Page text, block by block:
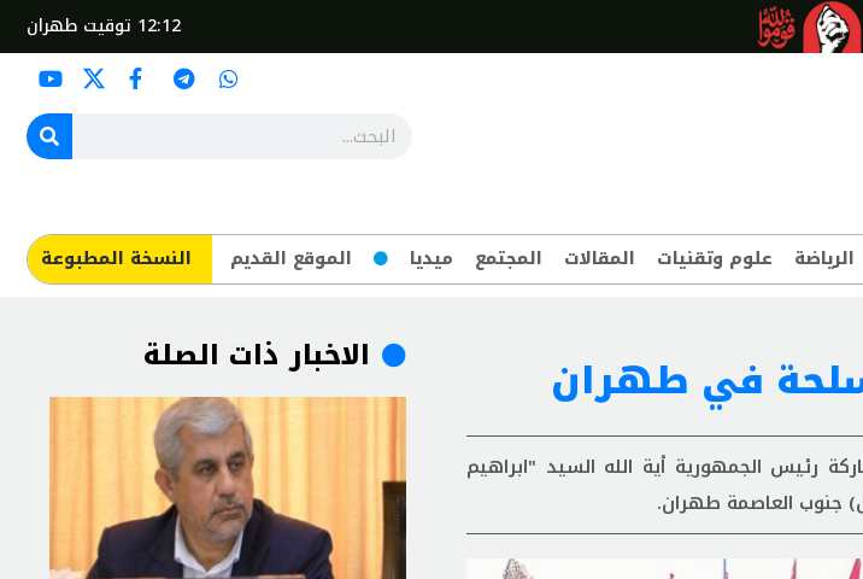
12:12 توقيت طهران
الرياضة علوم وتقنيات المقالات المجتمع ميديا الموقع القديم ​النسخة المطبوعة
في طهران
رئيس الجمهورية أية الله السيد "ابراهيم
جنوب العاصمة طهران.
الاخبار ذات الصلة